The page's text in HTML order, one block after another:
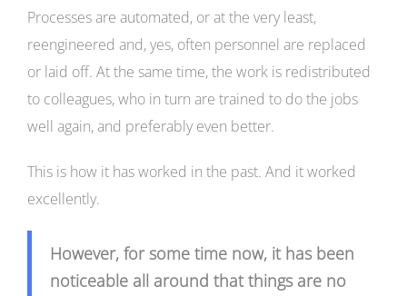
Processes are automated, or at the very least,
reengineered and, yes, often personnel are replaced
or laid off. At the same time, the work is redistributed
to colleagues, who in turn are trained to do the jobs
well again, and preferably even better.
This is how it has worked in the past. And it worked
excellently.
However, for some time now, it has been
noticeable all around that things are no